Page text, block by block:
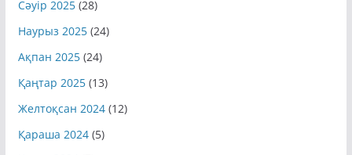
Сәуір 2025(28)
Наурыз 2025(24)
Ақпан 2025(24)
Қаңтар 2025(13)
Желтоқсан 2024(12)
Қараша 2024(5)